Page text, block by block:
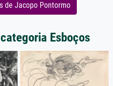
de Jacopo Pontormo
Esboços